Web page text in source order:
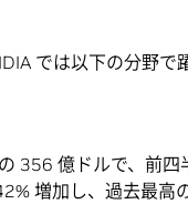
では以下の分野で
356 億ドルで、前
増加し、過去最高